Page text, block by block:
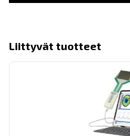
Liittyvät tuotteet